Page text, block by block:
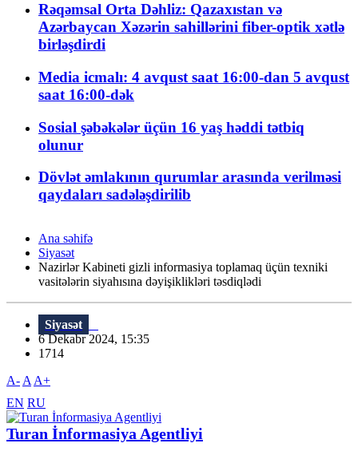
Rəqəmsal Orta Dəhliz: Qazaxıstan və
Azərbaycan Xəzərin sahillərini fiber-optik xətlə
birləşdirdi
Media icmalı: 4 avqust saat 16:00-dan 5 avqust
saat 16:00-dək
Sosial şəbəkələr üçün 16 yaş həddi tətbiq
olunur
Dövlət əmlakının qurumlar arasında verilməsi
qaydaları sadələşdirilib
Ana səhifə
Siyasət
Nazirlər Kabineti gizli informasiya toplamaq üçün texniki
vasitələrin siyahısına dəyişiklikləri təsdiqlədi
Siyasət
6 Dekabr 2024, 15:35
1714
A- A A+
EN RU
Turan İnformasiya Agentliyi